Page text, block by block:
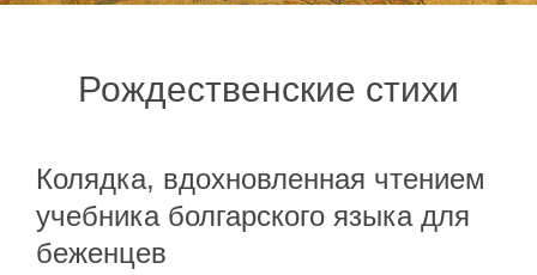
Рождественские стихи
Колядка, вдохновленная чтением
учебника болгарского языка для
беженцев